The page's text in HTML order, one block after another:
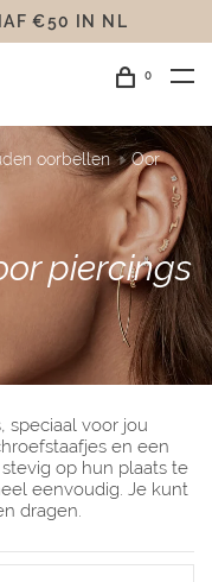
€50 IN NL
0
oorbellen
Oor
piercings
speciaal voor jou
en een
op hun plaats te
eenvoudig. Je kunt
dragen.